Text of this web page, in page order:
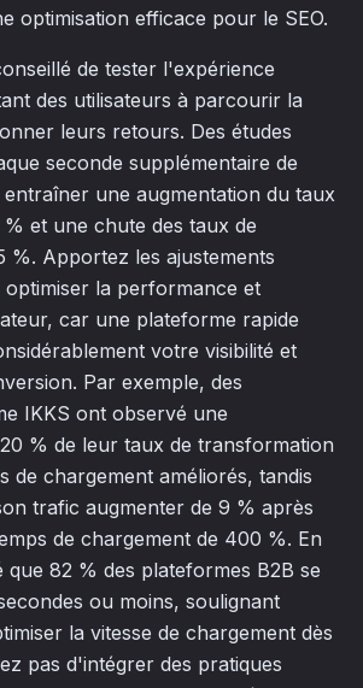
optimisation efficace pour le SEO.
de tester l'expérience
des utilisateurs à parcourir la
leurs retours. Des études
seconde supplémentaire de
une augmentation du taux
et une chute des taux de
%. Apportez les ajustements
optimiser la performance et
car une plateforme rapide
votre visibilité et
Par exemple, des
IKKS ont observé une
% de leur taux de transformation
de chargement améliorés, tandis
trafic augmenter de 9 % après
de chargement de 400 %. En
que 82 % des plateformes B2B se
ou moins, soulignant
la vitesse de chargement dès
pas d'intégrer des pratiques